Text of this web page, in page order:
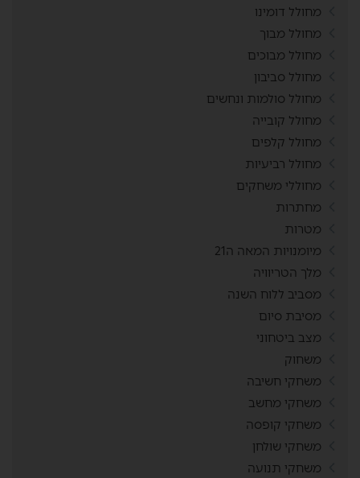
מחולל דומינו
מחולל מבוך
מחולל מבוכים
מחולל סביבון
מחולל סולמות ונחשים
מחולל קובייה
מחולל קלפים
מחולל רביעיות
מחוללי משחקים
מחתרות
מטרות
מיומנויות המאה ה21
מלך הטריוויה
מסביב ללוח השנה
מסיבת סיום
מצב ביטחוני
משחוק
משחקי חשיבה
משחקי מחשב
משחקי קופסה
משחקי שולחן
משחקי תנועה